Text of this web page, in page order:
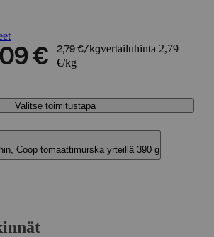
€ 2,79 €/kgvertailuhinta 2,79
€/kg
Valitse toimitustapa
Coop tomaattimurska yrteillä 390 g